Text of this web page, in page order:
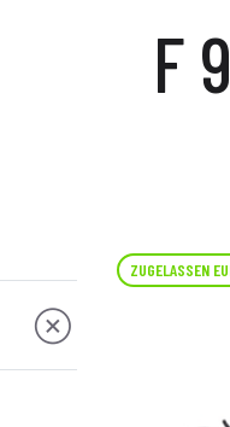
F
ZUGELASSEN